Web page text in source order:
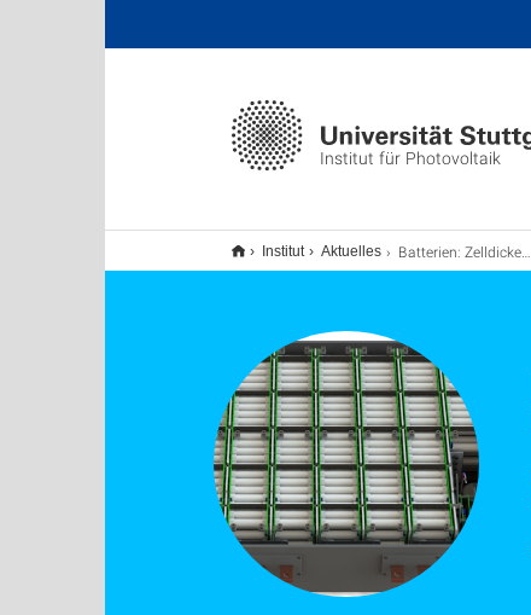
Institut für Photovoltaik
Institut Aktuelles Batterien: Zelldicke ist nicht gleich Zelldicke